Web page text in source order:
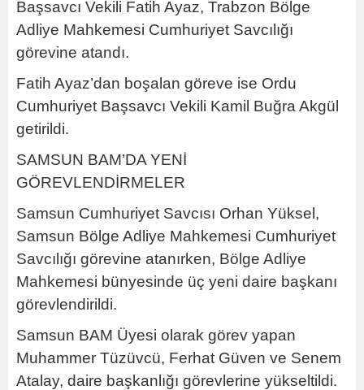
Başsavcı Vekili Fatih Ayaz, Trabzon Bölge
Adliye Mahkemesi Cumhuriyet Savcılığı
görevine atandı.
Fatih Ayaz’dan boşalan göreve ise Ordu
Cumhuriyet Başsavcı Vekili Kamil Buğra Akgül
getirildi.
SAMSUN BAM’DA YENİ
GÖREVLENDİRMELER
Samsun Cumhuriyet Savcısı Orhan Yüksel,
Samsun Bölge Adliye Mahkemesi Cumhuriyet
Savcılığı görevine atanırken, Bölge Adliye
Mahkemesi bünyesinde üç yeni daire başkanı
görevlendirildi.
Samsun BAM Üyesi olarak görev yapan
Muhammer Tüzüvcü, Ferhat Güven ve Senem
Atalay, daire başkanlığı görevlerine yükseltildi.